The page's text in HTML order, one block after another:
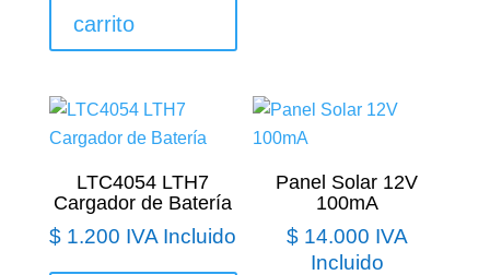
carrito
LTC4054 LTH7
Cargador de Batería
$ 1.200 IVA Incluido
Panel Solar 12V
100mA
$14.000 IVA
Incluido